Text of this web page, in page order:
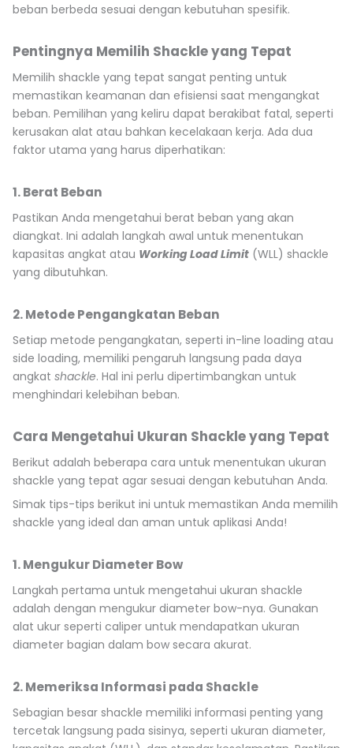
beban berbeda sesuai dengan kebutuhan spesifik.
Pentingnya Memilih Shackle yang Tepat
Memilih shackle yang tepat sangat penting untuk
memastikan keamanan dan efisiensi saat mengangkat
beban. Pemilihan yang keliru dapat berakibat fatal, seperti
kerusakan alat atau bahkan kecelakaan kerja. Ada dua
faktor utama yang harus diperhatikan:
1. Berat Beban
Pastikan Anda mengetahui berat beban yang akan
diangkat. Ini adalah langkah awal untuk menentukan
kapasitas angkat atau Working Load Limit (WLL) shackle
yang dibutuhkan.
2. Metode Pengangkatan Beban
Setiap metode pengangkatan, seperti in-line loading atau
side loading, memiliki pengaruh langsung pada daya
angkat shackle. Hal ini perlu dipertimbangkan untuk
menghindari kelebihan beban.
Cara Mengetahui Ukuran Shackle yang Tepat
Berikut adalah beberapa cara untuk menentukan ukuran
shackle yang tepat agar sesuai dengan kebutuhan Anda.
Simak tips-tips berikut ini untuk memastikan Anda memilih
shackle yang ideal dan aman untuk aplikasi Anda!
1. Mengukur Diameter Bow
Langkah pertama untuk mengetahui ukuran shackle
adalah dengan mengukur diameter bow-nya. Gunakan
alat ukur seperti caliper untuk mendapatkan ukuran
diameter bagian dalam bow secara akurat.
2. Memeriksa Informasi pada Shackle
Sebagian besar shackle memiliki informasi penting yang
tercetak langsung pada sisinya, seperti ukuran diameter,